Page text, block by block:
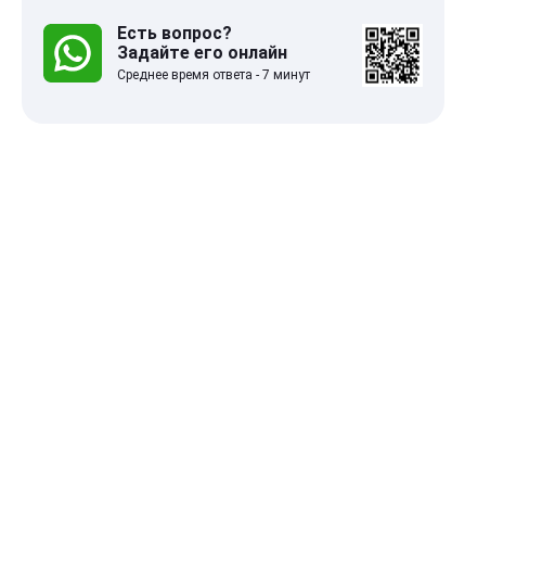
5.0 332 отзыва
Есть вопрос?
Задайте его онлайн
Среднее время ответа - 7 минут